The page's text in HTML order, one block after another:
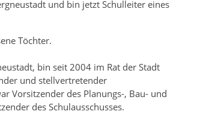
und bin jetzt Schulleiter eines
Töchter.
bin seit 2004 im Rat der Stadt
und stellvertretender
Vorsitzender des Planungs-, Bau- und
des Schulausschusses.